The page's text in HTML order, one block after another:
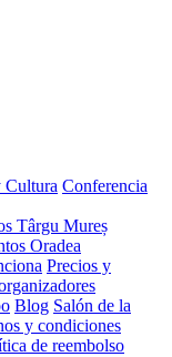
Cultura Conferencia
Târgu Mureș
Oradea
Precios y
Blog Salón de la
y condiciones
de reembolso